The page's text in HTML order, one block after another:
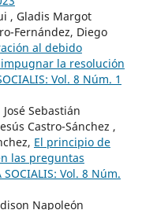
, Gladis Margot
Fernández, Diego
al debido
la resolución
Vol. 8 Núm. 1
Sebastián
Castro-Sánchez ,
El principio de
las preguntas
SOCIALIS: Vol. 8 Núm.
Napoleón